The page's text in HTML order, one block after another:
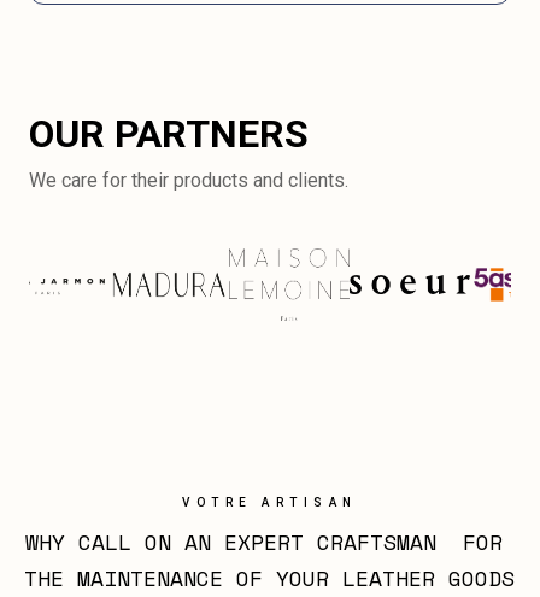
OUR PARTNERS
We care for their products and clients.
VOTRE ARTISAN
WHY CALL ON AN EXPERT CRAFTSMAN  FOR
THE MAINTENANCE OF YOUR LEATHER GOODS